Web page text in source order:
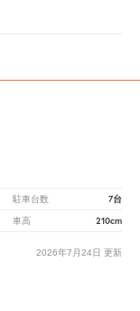
駐車台数 7台
車高 210cm
2026年7月24日 更新